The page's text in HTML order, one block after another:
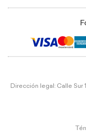
Dirección legal: Calle Sur